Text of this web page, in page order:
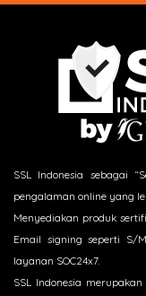
SSL Indonesia sebagai
pengalaman online yang
Menyediakan produk
Email signing seperti S/
layanan SOC24x7.
SSL Indonesia